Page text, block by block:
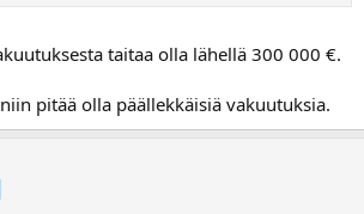
taitaa olla lähellä 300 000 €.
pitää olla päällekkäisiä vakuutuksia.